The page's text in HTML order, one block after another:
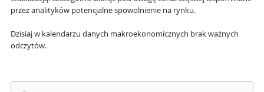
przez analityków potencjalne spowolnienie na rynku.
Dzisiaj w kalendarzu danych makroekonomicznych brak ważnych
odczytów.